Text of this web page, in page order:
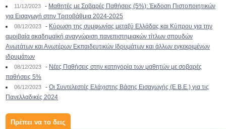
11/12/2023 - Μαθητές με Σοβαρές Παθήσεις (5%): Έκδοση Πιστοποιητικών
για Εισαγωγή στην Τριτοβάθμια 2024-2025
08/12/2023 - Κύρωση της συμφωνίας μεταξύ Ελλάδας και Κύπρου για την
αμοιβαία ακαδημαϊκή αναγνώριση πανεπιστημιακών τίτλων σπουδών
Ανωτάτων και Ανωτέρων Εκπαιδευτικών Ιδρυμάτων και άλλων εγκεκριμένων
ιδρυμάτων
08/12/2023 - Νέες Παθήσεις στην κατηγορία των μαθητών με σοβαρές
παθήσεις 5%
06/12/2023 -Οι Συντελεστές Ελάχιστης Βάσης Εισαγωγής (Ε.Β.Ε.) για τις
Πανελλαδικές 2024
Πρέπει να το δεις